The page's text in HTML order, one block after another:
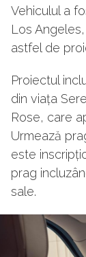
Vehiculul a
Los
astfel de
Proiectul
din viața
Rose, care
Urmează
este
prag
sale.